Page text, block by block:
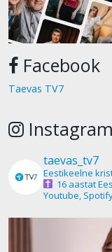
Facebook
Taevas TV7
Instagram
taevas_tv7
Eestikeelne
16 aastat
Youtube,